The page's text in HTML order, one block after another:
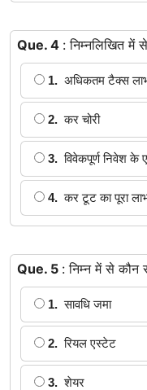
Que. 4 : निम्नलिखित में
1. अधिकतम टैक्स
2. कर चोरी
3. विवेकपूर्ण निवेश
4. कर टूट का पूरा
Que. 5 : निम्न में से कौन
1. सावधि जमा
2. रियल एस्टेट
3. शेयर